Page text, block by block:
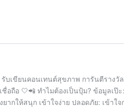
บเขียนคอนเทนต์สุขภาพ การันตีรางวั
ถือ 🤍📲 ทำไมต้องเป็นปุ้ม? ข้อมูลเป๊
ยากให้สนุก เข้าใจง่าย ปลอดภัย: เข้าใ